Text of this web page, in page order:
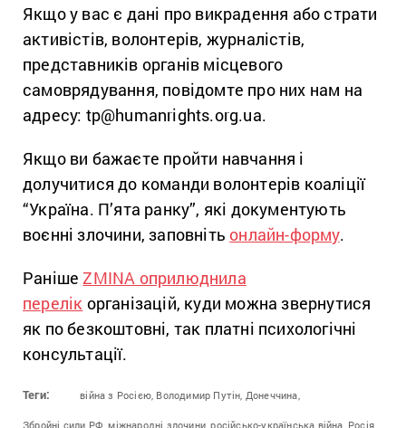
Якщо у вас є дані про викрадення або страти
активістів, волонтерів, журналістів,
представників органів місцевого
самоврядування, повідомте про них нам на
адресу: tp@humanrights.org.ua.
Якщо ви бажаєте пройти навчання і
долучитися до команди волонтерів коаліції
“Україна. П’ята ранку”, які документують
воєнні злочини, заповніть онлайн-форму.
РанішеZMINA оприлюднила
перелік організацій, куди можна звернутися
як по безкоштовні, так платні психологічні
консультації.
Теги: війна з Росією, Володимир Путін, Донеччина,
Збройні сили РФ, міжнародні злочини, російсько-українська війна, Росія,